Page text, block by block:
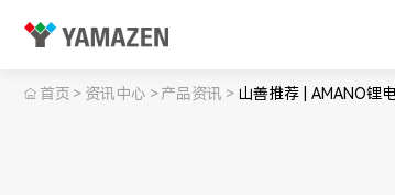
首页 > 资讯中心 > 产品资讯 > 山善推荐 | AMANO锂